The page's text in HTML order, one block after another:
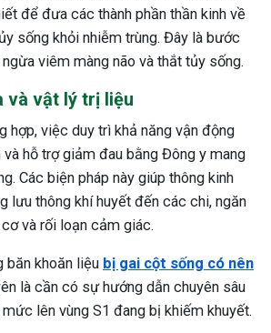
để đưa các thành phần thần kinh về
sống khỏi nhiễm trùng. Đây là bước
viêm màng não và thắt tủy sống.
và vật lý trị liệu
hợp, việc duy trì khả năng vận động
và hỗ trợ giảm đau bằng Đông y mang
Các biện pháp này giúp thông kinh
lưu thông khí huyết đến các chi, ngăn
và rối loạn cảm giác.
băn khoăn liệu bị gai cột sống có nên
là cần có sự hướng dẫn chuyên sâu
lên vùng S1 đang bị khiếm khuyết.